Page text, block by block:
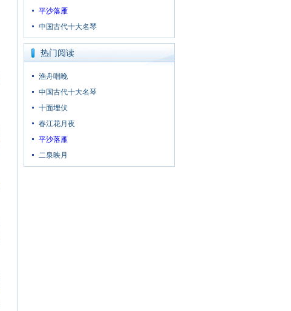
平沙落雁
中国古代十大名琴
热门阅读
渔舟唱晚
中国古代十大名琴
十面埋伏
春江花月夜
平沙落雁
二泉映月